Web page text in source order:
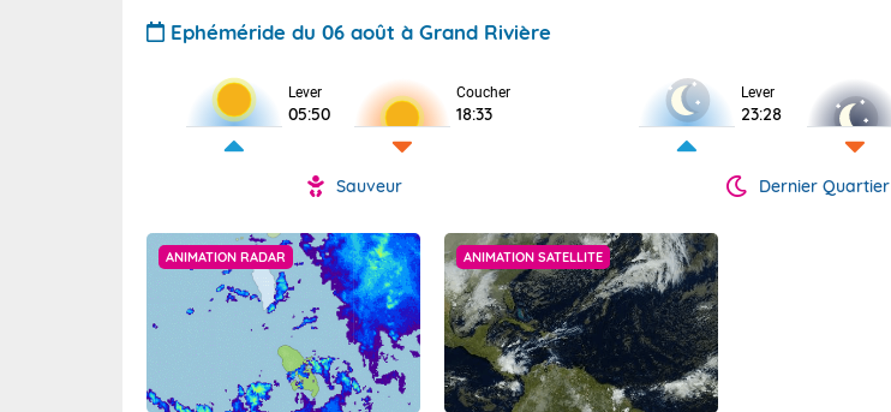
Ephéméride du 06 août à Grand Rivière
Lever
05:50
Coucher
18:33
Sauveur
Lever
23:28
Dernier Quartier
ANIMATION RADAR ANIMATION SATELLITE